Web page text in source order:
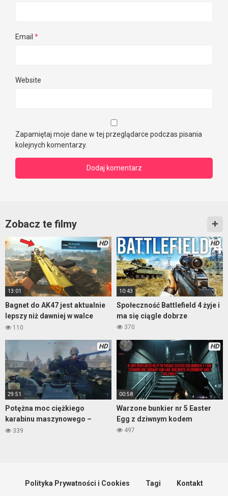
Email *
Website
Zapamiętaj moje dane w tej przeglądarce podczas pisania
kolejnych komentarzy.
Zobacz te filmy
HD
13:01
Bagnet do AK47 jest aktualnie
lepszy niż dawniej w walce
wręcz
110
HD
10:43
Społeczność Battlefield 4 żyje i
ma się ciągle dobrze
370
HD
29:51
Potężna moc ciężkiego
karabinu maszynowego –
Enlisted, PS5
339
HD
00:58
Warzone bunkier nr 5 Easter
Egg z dziwnym kodem
497
Polityka Prywatności i Cookies Tagi Kontakt